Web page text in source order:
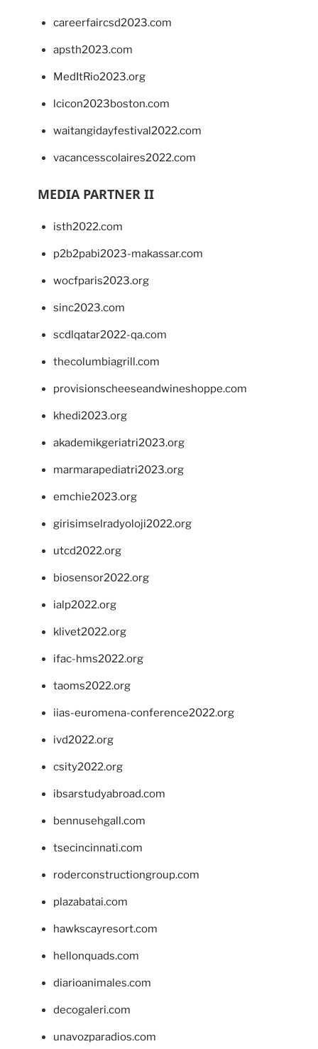
careerfaircsd2023.com
apsth2023.com
MedItRio2023.org
lcicon2023boston.com
waitangidayfestival2022.com
vacancesscolaires2022.com
MEDIA PARTNER II
isth2022.com
p2b2pabi2023-makassar.com
wocfparis2023.org
sinc2023.com
scdlqatar2022-qa.com
thecolumbiagrill.com
provisionscheeseandwineshoppe.com
khedi2023.org
akademikgeriatri2023.org
marmarapediatri2023.org
emchie2023.org
girisimselradyoloji2022.org
utcd2022.org
biosensor2022.org
ialp2022.org
klivet2022.org
ifac-hms2022.org
taoms2022.org
iias-euromena-conference2022.org
ivd2022.org
csity2022.org
ibsarstudyabroad.com
bennusehgall.com
tsecincinnati.com
roderconstructiongroup.com
plazabatai.com
hawkscayresort.com
hellonquads.com
diarioanimales.com
decogaleri.com
unavozparadios.com